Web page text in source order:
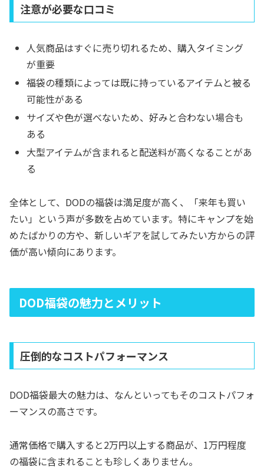
注意が必要な口コミ
人気商品はすぐに売り切れるため、購入タイミング
が重要
福袋の種類によっては既に持っているアイテムと被る
可能性がある
サイズや色が選べないため、好みと合わない場合も
ある
大型アイテムが含まれると配送料が高くなることがあ
る
全体として、DODの福袋は満足度が高く、「来年も買い
たい」という声が多数を占めています。特にキャンプを始
めたばかりの方や、新しいギアを試してみたい方からの評
価が高い傾向にあります。
DOD福袋の魅力とメリット
圧倒的なコストパフォーマンス
DOD福袋最大の魅力は、なんといってもそのコストパフォ
ーマンスの高さです。
通常価格で購入すると2万円以上する商品が、1万円程度
の福袋に含まれることも珍しくありません。